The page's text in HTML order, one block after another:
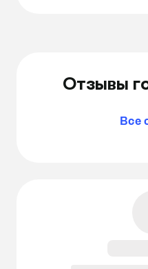
Отзывы
Все